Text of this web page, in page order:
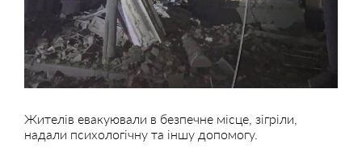
Жителів евакуювали в безпечне місце, зігріли,
надали психологічну та іншу допомогу.